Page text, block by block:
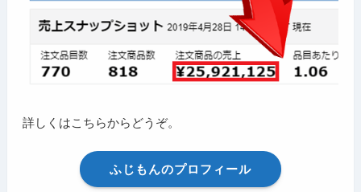
詳しくはこちらからどうぞ。
ふじもんのプロフィール